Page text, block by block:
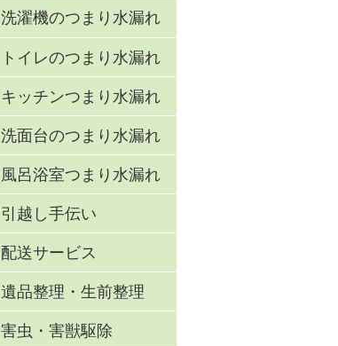
洗濯機のつまり水漏れ
トイレのつまり水漏れ
キッチンつまり水漏れ
洗面台のつまり水漏れ
風呂浴室つまり水漏れ
引越し手伝い
配送サービス
遺品整理・生前整理
害虫・害獣駆除